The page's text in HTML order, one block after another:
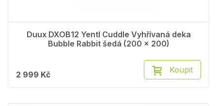
Duux DXOB12 Yentl Cuddle Vyhřívaná deka
Bubble Rabbit šedá (200 x 200)
2 999 Kč Koupit